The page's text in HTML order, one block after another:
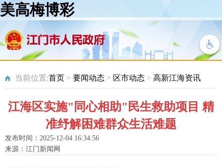
美高梅博彩
当前位置:首页 > 要闻动态 > 区市动态 > 高新江海资讯
江海区实施"同心相助"民生救助项目 精
准纾解困难群众生活难题
发布时间：2025-12-04 16:34:56
来源：江门新闻网